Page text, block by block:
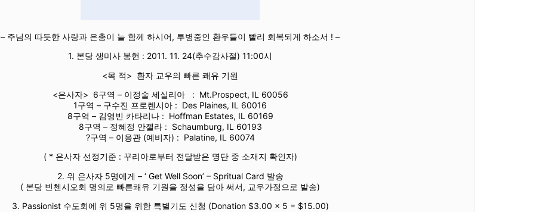
– 주님의 따듯한 사랑과 은총이 늘 함께 하시어, 투병중인 환우들이 빨리 회복되게 하소서 ! –
1. 본당 생미사 봉헌 : 2011. 11. 24(추수감사절) 11:00시
<목 적> 환자 교우의 빠른 쾌유 기원
<은사자> 6구역 – 이정술 세실리아 : Mt.Prospect, IL 60056
1구역 – 구수진 프로렌시아 : Des Plaines, IL 60016
8구역 – 김영빈 카타리나 : Hoffman Estates, IL 60169
8구역 – 정혜정 안젤라 : Schaumburg, IL 60193
?구역 – 이응관 (예비자) : Palatine, IL 60074
( * 은사자 선정기준 : 꾸리아로부터 전달받은 명단 중 소재지 확인자)
2. 위 은사자 5명에게 – ‘ Get Well Soon’ – Spritual Card 발송
( 본당 빈첸시오회 명의로 빠른쾌유 기원을 정성을 담아 써서, 교우가정으로 발송)
3. Passionist 수도회에 위 5명을 위한 특별기도 신청 (Donation $3.00 x 5 = $15.00)